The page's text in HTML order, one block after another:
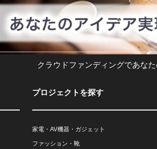
クラウドファンディングであな
プロジェクトを探す
家電・AV機器・ガジェット
ファッション・靴